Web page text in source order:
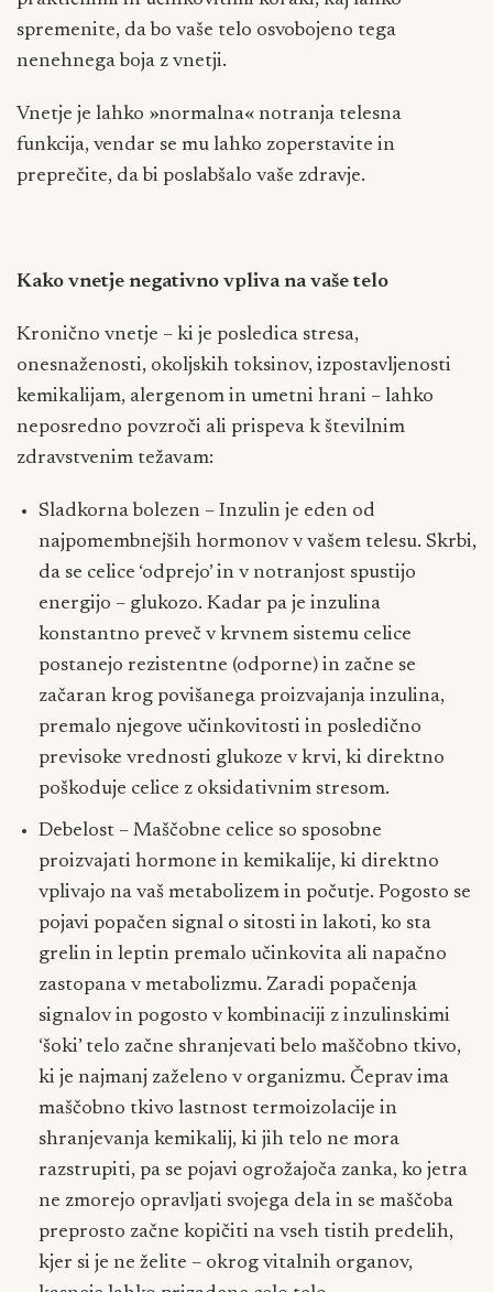
spremenite, da bo vaše telo osvobojeno tega
nenehnega boja z vnetji.
Vnetje je lahko »normalna« notranja telesna
funkcija, vendar se mu lahko zoperstavite in
preprečite, da bi poslabšalo vaše zdravje.
Kako vnetje negativno vpliva na vaše telo
Kronično vnetje – ki je posledica stresa,
onesnaženosti, okoljskih toksinov, izpostavljenosti
kemikalijam, alergenom in umetni hrani – lahko
neposredno povzroči ali prispeva k številnim
zdravstvenim težavam:
Sladkorna bolezen – Inzulin je eden od
najpomembnejših hormonov v vašem telesu. Skrbi,
da se celice ‘odprejo’ in v notranjost spustijo
energijo – glukozo. Kadar pa je inzulina
konstantno preveč v krvnem sistemu celice
postanejo rezistentne (odporne) in začne se
začaran krog povišanega proizvajanja inzulina,
premalo njegove učinkovitosti in posledično
previsoke vrednosti glukoze v krvi, ki direktno
poškoduje celice z oksidativnim stresom.
Debelost – Maščobne celice so sposobne
proizvajati hormone in kemikalije, ki direktno
vplivajo na vaš metabolizem in počutje. Pogosto se
pojavi popačen signal o sitosti in lakoti, ko sta
grelin in leptin premalo učinkovita ali napačno
zastopana v metabolizmu. Zaradi popačenja
signalov in pogosto v kombinaciji z inzulinskimi
‘šoki’ telo začne shranjevati belo maščobno tkivo,
ki je najmanj zaželeno v organizmu. Čeprav ima
maščobno tkivo lastnost termoizolacije in
shranjevanja kemikalij, ki jih telo ne mora
razstrupiti, pa se pojavi ogrožajoča zanka, ko jetra
ne zmorejo opravljati svojega dela in se maščoba
preprosto začne kopičiti na vseh tistih predelih,
kjer si je ne želite – okrog vitalnih organov,